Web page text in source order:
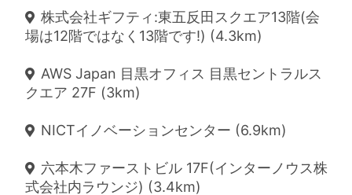
株式会社ギフティ:東五反田スクエア13階(会
場は12階ではなく13階です!) (4.3km)
AWS Japan 目黒オフィス 目黒セントラルス
クエア 27F (3km)
NICTイノベーションセンター (6.9km)
六本木ファーストビル 17F(インターノウス株
式会社内ラウンジ) (3.4km)